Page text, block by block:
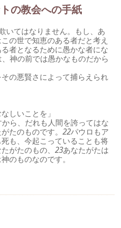
の教会への手紙
いてはなりません。もし、あ
の世で知恵のある者だと考え
者となるために愚かな者にな
神の前では愚かなものだから
の悪賢さによって捕らえられ
しいことを」
から、だれも人間を誇ってはな
たのものです。22パウロもア
も、今起こっていることも将
がたのもの、23あなたがたは
のものなのです。